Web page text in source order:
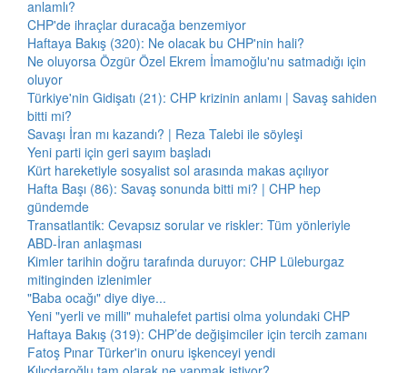
anlamlı?
CHP'de ihraçlar duracağa benzemiyor
Haftaya Bakış (320): Ne olacak bu CHP'nin hali?
Ne oluyorsa Özgür Özel Ekrem İmamoğlu'nu satmadığı için
oluyor
Türkiye'nin Gidişatı (21): CHP krizinin anlamı | Savaş sahiden
bitti mi?
Savaşı İran mı kazandı? | Reza Talebi ile söyleşi
Yeni parti için geri sayım başladı
Kürt hareketiyle sosyalist sol arasında makas açılıyor
Hafta Başı (86): Savaş sonunda bitti mi? | CHP hep
gündemde
Transatlantik: Cevapsız sorular ve riskler: Tüm yönleriyle
ABD-İran anlaşması
Kimler tarihin doğru tarafında duruyor: CHP Lüleburgaz
mitinginden izlenimler
"Baba ocağı" diye diye...
Yeni "yerli ve milli" muhalefet partisi olma yolundaki CHP
Haftaya Bakış (319): CHP’de değişimciler için tercih zamanı
Fatoş Pınar Türker'in onuru işkenceyi yendi